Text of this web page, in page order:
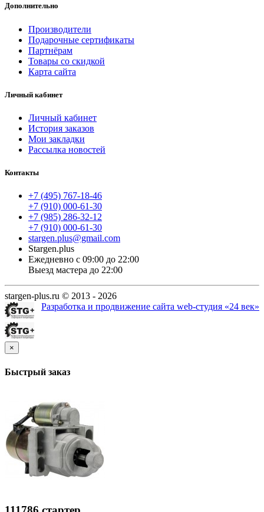
Дополнительно
Производители
Подарочные сертификаты
Партнёрам
Товары со скидкой
Карта сайта
Личный кабинет
Личный кабинет
История заказов
Мои закладки
Рассылка новостей
Контакты
+7 (495) 767-18-46
+7 (910) 000-61-30
+7 (985) 286-32-12
+7 (910) 000-61-30
stargen.plus@gmail.com
Stargen.plus
Ежедневно с 09:00 до 22:00
Выезд мастера до 22:00
stargen-plus.ru © 2013 - 2026
Разработка и продвижение сайта web-студия «24 век»
×
Быстрый заказ